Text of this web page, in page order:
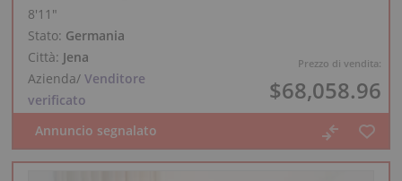
Prezzo di vendita:
$68,058.96
8′11″
Stato: Germania
Città: Jena
Azienda/ Venditore
verificato